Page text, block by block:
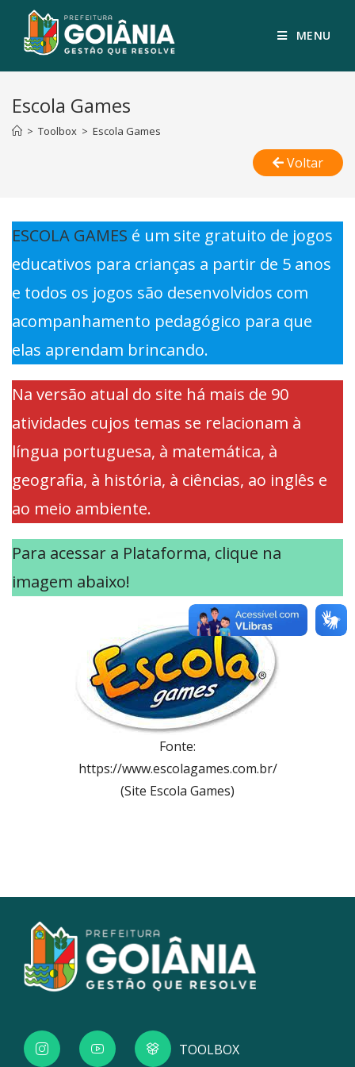
MENU
Escola Games
> Toolbox > Escola Games
Voltar
ESCOLA GAMES é um site gratuito de jogos
educativos para crianças a partir de 5 anos
e todos os jogos são desenvolvidos com
acompanhamento pedagógico para que
elas aprendam brincando.
Na versão atual do site há mais de 90
atividades cujos temas se relacionam à
língua portuguesa, à matemática, à
geografia, à história, à ciências, ao inglês e
ao meio ambiente.
Para acessar a Plataforma, clique na
imagem abaixo!
Fonte:
https://www.escolagames.com.br/
(Site Escola Games)
TOOLBOX